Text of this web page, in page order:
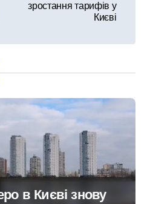
зростання тарифів у
Києві
в Києві знову